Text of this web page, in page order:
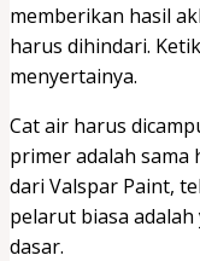
memberikan hasil
harus dihindari.
menyertainya.
Cat air harus
primer adalah
dari Valspar Paint,
pelarut biasa
dasar.